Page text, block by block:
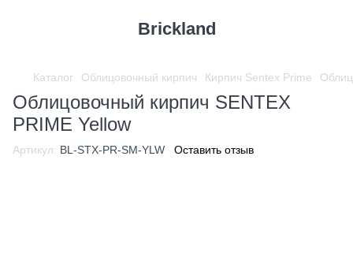
Brickland
Каталог Облицовочный кирпич Кирпич Sentex Prime
Облицовочный кирпич SENTEX
PRIME Yellow
Артикул: BL-STX-PR-SM-YLW Оставить отзыв